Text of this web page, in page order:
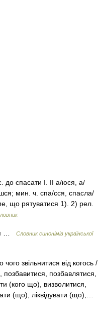
до спасати I. II а/юся, а/
мин. ч. спа/сся, спасла/
що рятуватися 1). 2) рел.
…
Словник синонімів української
звільнитися від когось /
позбавлятися,
(кого що), визволитися,
(що), ліквідувати (що),…